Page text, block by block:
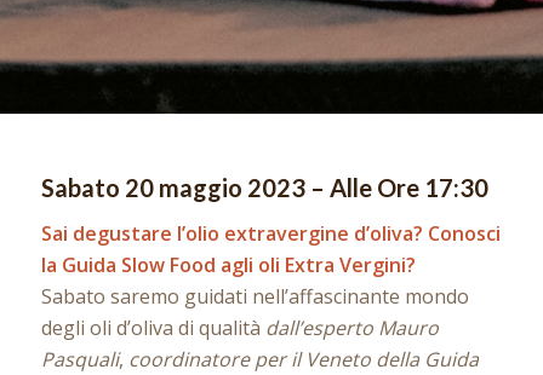
Sabato 20 maggio 2023 – Alle Ore 17:30
Sai degustare l’olio extravergine d’oliva? Conosci
la Guida Slow Food agli oli Extra Vergini?
Sabato saremo guidati nell’affascinante mondo
degli oli d’oliva di qualità dall’esperto Mauro
Pasquali, coordinatore per il Veneto della Guida